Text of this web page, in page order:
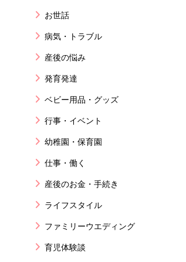
お世話
病気・トラブル
産後の悩み
発育発達
ベビー用品・グッズ
行事・イベント
幼稚園・保育園
仕事・働く
産後のお金・手続き
ライフスタイル
ファミリーウエディング
育児体験談